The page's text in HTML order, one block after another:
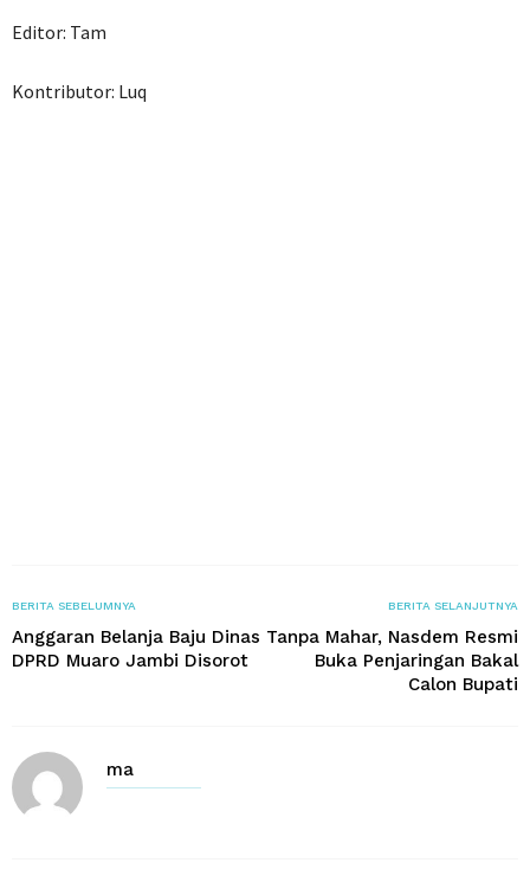
Editor: Tam
Kontributor: Luq
BERITA SEBELUMNYA
Anggaran Belanja Baju Dinas
DPRD Muaro Jambi Disorot
BERITA SELANJUTNYA
Tanpa Mahar, Nasdem Resmi
Buka Penjaringan Bakal
Calon Bupati
ma